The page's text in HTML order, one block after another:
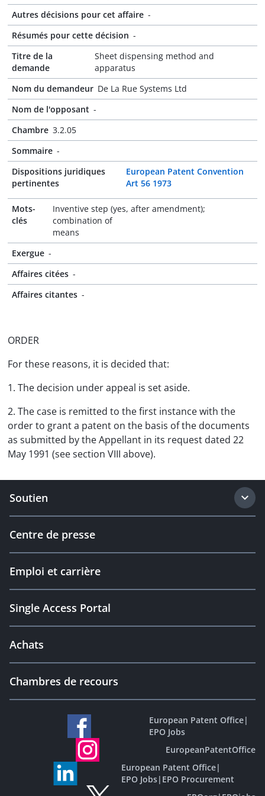
Autres décisions pour cet affaire -
Résumés pour cette décision -
Titre de la
demande
Sheet dispensing method and
apparatus
Nom du demandeur De La Rue Systems Ltd
Nom de l'opposant -
Chambre 3.2.05
Sommaire -
Dispositions juridiques
pertinentes
European Patent Convention
Art 56 1973
Mots-
clés
Inventive step (yes, after amendment);
combination of
means
Exergue -
Affaires citées -
Affaires citantes -
ORDER
For these reasons, it is decided that:
1. The decision under appeal is set aside.
2. The case is remitted to the first instance with the
order to grant a patent on the basis of the documents
as submitted by the Appellant in its request dated 22
May 1991 (see section VIII above).
Soutien
Centre de presse
Emploi et carrière
Single Access Portal
Achats
Chambres de recours
European Patent Office|
EPO Jobs
EuropeanPatentOffice
European Patent Office|
EPO Jobs| EPO Procurement